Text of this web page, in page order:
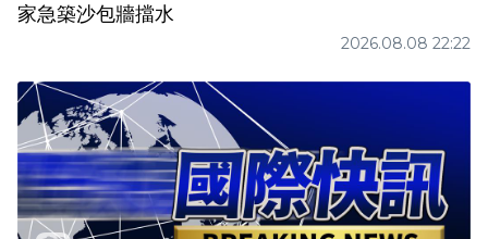
家急築沙包牆擋水
2026.08.08 22:22